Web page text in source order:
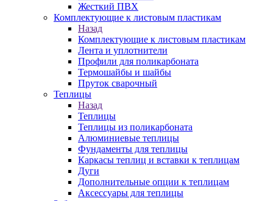
Жесткий ПВХ
Комплектующие к листовым пластикам
Назад
Комплектующие к листовым пластикам
Лента и уплотнители
Профили для поликарбоната
Термошайбы и шайбы
Пруток сварочный
Теплицы
Назад
Теплицы
Теплицы из поликарбоната
Алюминиевые теплицы
Фундаменты для теплицы
Каркасы теплиц и вставки к теплицам
Дуги
Дополнительные опции к теплицам
Аксессуары для теплицы